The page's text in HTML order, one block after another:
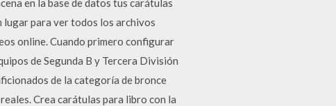
en la base de datos tus carátulas
para ver todos los archivos
online. Cuando primero configurar
de Segunda B y Tercera División
de la categoría de bronce
Crea carátulas para libro con la